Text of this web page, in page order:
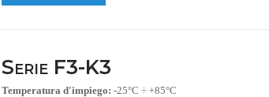
Serie F3-K3
Temperatura d'impiego: -25°C ÷ +85°C